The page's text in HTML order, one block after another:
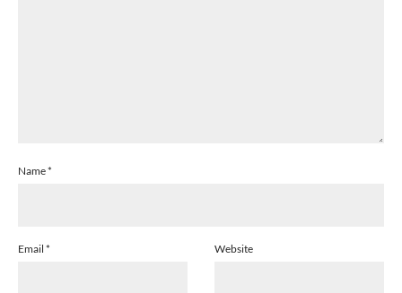
Name*
Email * Website